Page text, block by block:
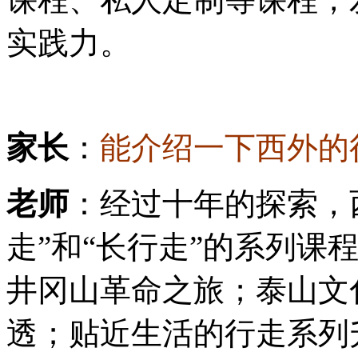
实践力。
家长 ： 能介绍一下西外
老师 ：经过十年的探索
走”和“长行走”的系列课
井冈山革命之旅；泰山
透；贴近生活的行走系